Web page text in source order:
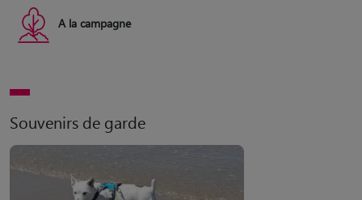
A la campagne
Souvenirs de garde